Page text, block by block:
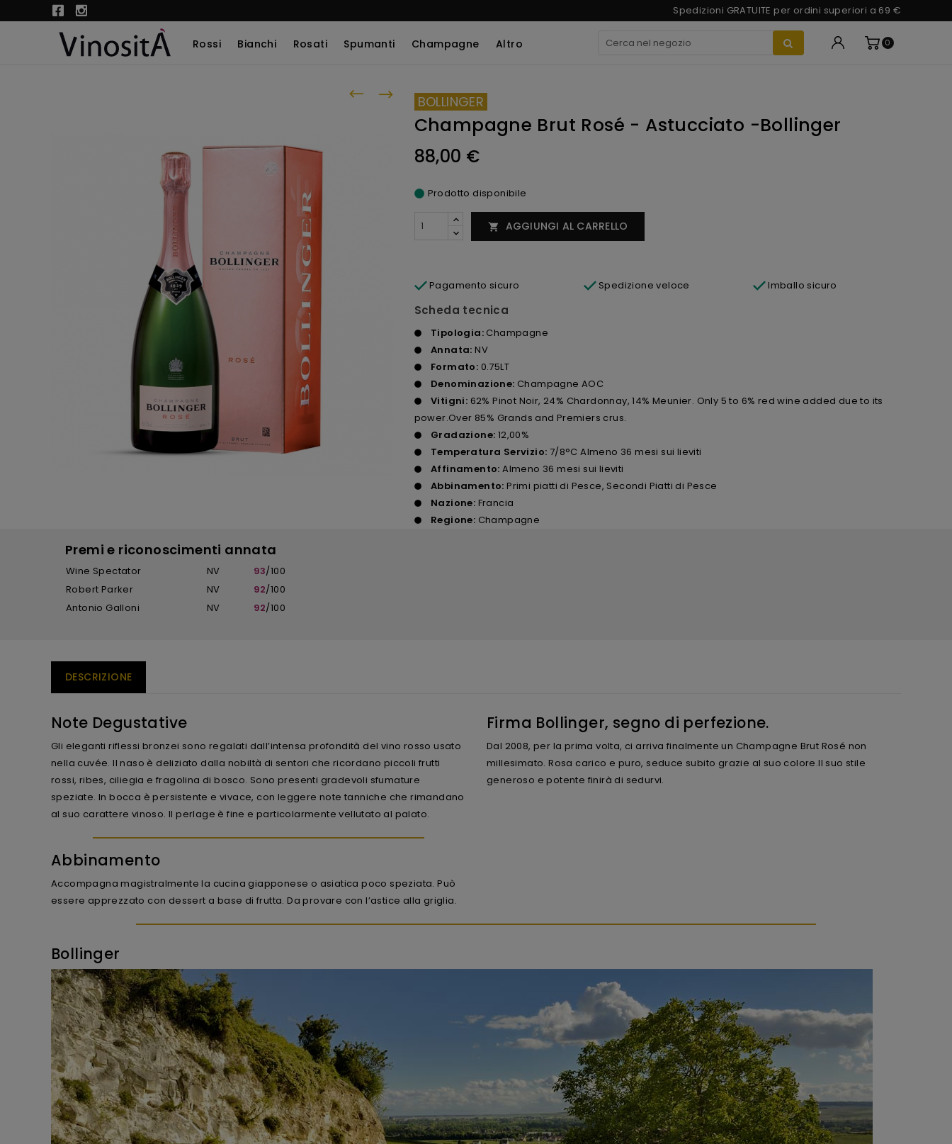
Spedizioni GRATUITE per ordini superiori a 69 €
0
Rossi Bianchi Rosati Spumanti Champagne Altro
BOLLINGER
Champagne Brut Rosé - Astucciato -Bollinger
88,00 €
Prodotto disponibile
 AGGIUNGI AL CARRELLO
Pagamento sicuro Spedizione veloce Imballo sicuro
Scheda tecnica
Tipologia: Champagne
Annata:NV
Formato: 0.75LT
Denominazione: Champagne AOC
Vitigni: 62% Pinot Noir, 24% Chardonnay, 14% Meunier. Only 5 to 6% red wine added due to its
power.Over 85% Grands and Premiers crus.
Gradazione: 12,00%
Temperatura Servizio: 7/8°C Almeno 36 mesi sui lieviti
Affinamento:Almeno 36 mesi sui lieviti
Abbinamento:Primi piatti di Pesce, Secondi Piatti di Pesce
Nazione: Francia
Regione: Champagne
Premi e riconoscimenti annata
Wine Spectator NV 93/100
Robert Parker
NV 92/100
Antonio Galloni
NV 92/100
DESCRIZIONE
Note Degustative
Gli eleganti riflessi bronzei sono regalati dall’intensa profondità del vino rosso usato
nella cuvée. Il naso è deliziato dalla nobiltà di sentori che ricordano piccoli frutti
rossi, ribes, ciliegia e fragolina di bosco. Sono presenti gradevoli sfumature
speziate. In bocca è persistente e vivace, con leggere note tanniche che rimandano
al suo carattere vinoso. Il perlage è fine e particolarmente vellutato al palato.
Abbinamento
Accompagna magistralmente la cucina giapponese o asiatica poco speziata. Può
essere apprezzato con dessert a base di frutta. Da provare con l’astice alla griglia.
Firma Bollinger, segno di perfezione.
Dal 2008, per la prima volta, ci arriva finalmente un Champagne Brut Rosé non
millesimato. Rosa carico e puro, seduce subito grazie al suo colore.Il suo stile
generoso e potente finirà di sedurvi.
Bollinger